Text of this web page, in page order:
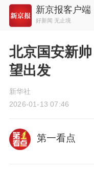
新京报客户端
好新闻 无止境
北京国安新
望出发
新华社
2026-01-13 07:46
第一看点